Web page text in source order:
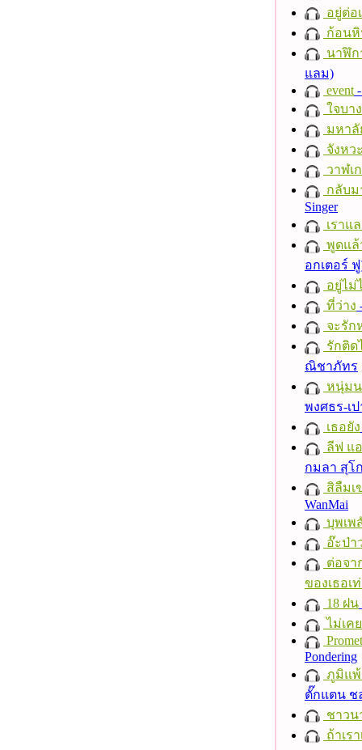
อยู่ต่อ
ก้อน
นาฬิก
แลม)
event
ใจบาง
มหาลั
จังหว
วาฬเ
กลับม
Singer
เราแ
พูดแล้
อกเตอร์
อยู่ไม่
ที่ว่าง
จะรัก
รักติด
ณิชาภัทร
หนุ่มน
พงศธร-เ
เธอยัง
ลีฟ แอ
กมลา สุโ
สิลืมเ
WanMai
บุพเพ
อ๊ะป่า
ต่อจา
ของเธอเ
18 ฝน
ไม่เคย
Pondering
ภูมิแพ้
ตั๊กแตน ช
ชาวน
ถ้าเร